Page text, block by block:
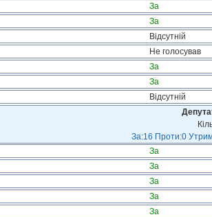
За
За
Відсутній
Не голосував
За
За
Відсутній
За:16 Проти:0
За
За
За
За
За